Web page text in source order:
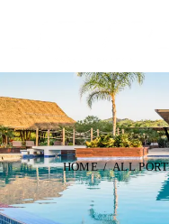
HOME ALL